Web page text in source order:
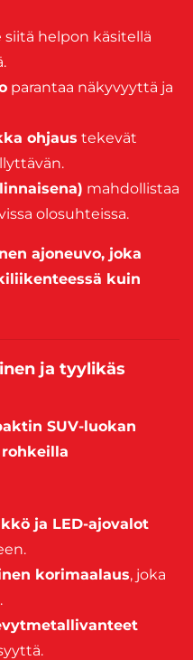
siitä helpon käsitellä
parantaa näkyvyyttä ja
ohjaus tekevät
mahdollistaa
olosuhteissa.
ajoneuvo, joka
kuin
ja tyylikäs
SUV-luokan
ja LED-ajovalot
korimaalaus, joka